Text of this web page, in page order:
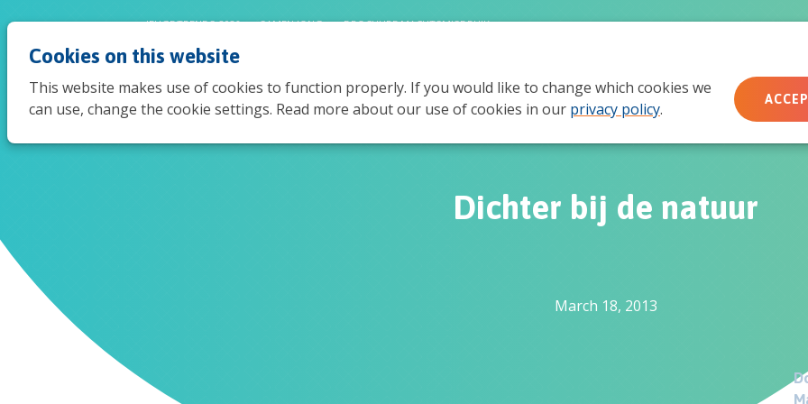
Cookies on this website
This website makes use of cookies to function properly. If you would like to change which cookies we
can use, change the cookie settings. Read more about our use of cookies in our privacy policy.
Wie wij zijn Wat we doen Doe mee
JEUGDTRENDS 2026 SAMEN JONG BROCHURE MACHTSMISBRUIK
Dichter bij de natuur
March 18, 2013